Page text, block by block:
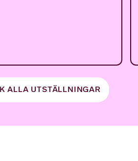
ALLA UTSTÄLLNINGAR